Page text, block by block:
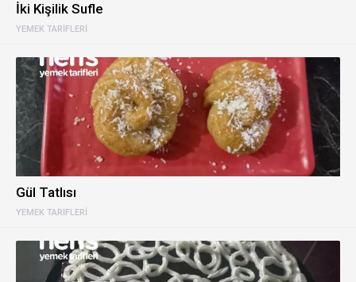
YEMEK TARIFLERI
İki Kişilik Sufle
YEMEK TARIFLERI
Gül Tatlısı